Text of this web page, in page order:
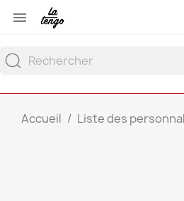

Accueil Liste des